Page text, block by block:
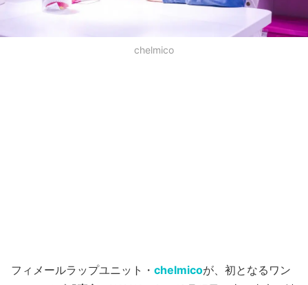
chelmico
フィメールラップユニット・ chelmicoが、初となるワン